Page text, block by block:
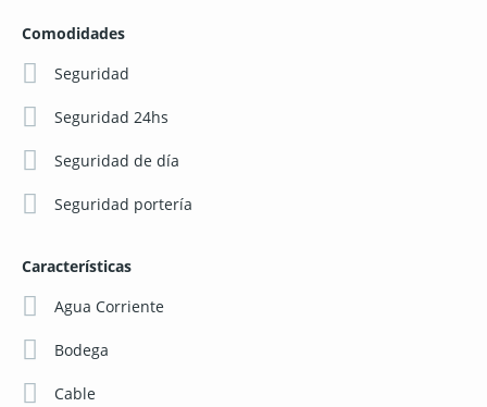
Comodidades
Seguridad
Seguridad 24hs
Seguridad de día
Seguridad portería
Características
Agua Corriente
Bodega
Cable